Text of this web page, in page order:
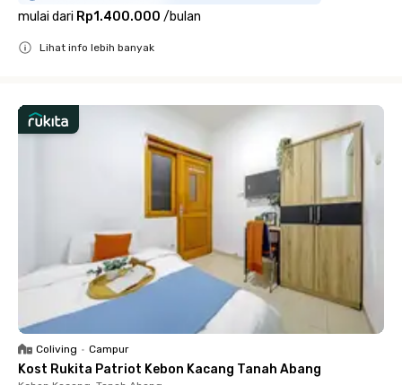
mulai dari Rp1.400.000 /bulan
Lihat info lebih banyak
Coliving • Campur
Kost Rukita Patriot Kebon Kacang Tanah Abang